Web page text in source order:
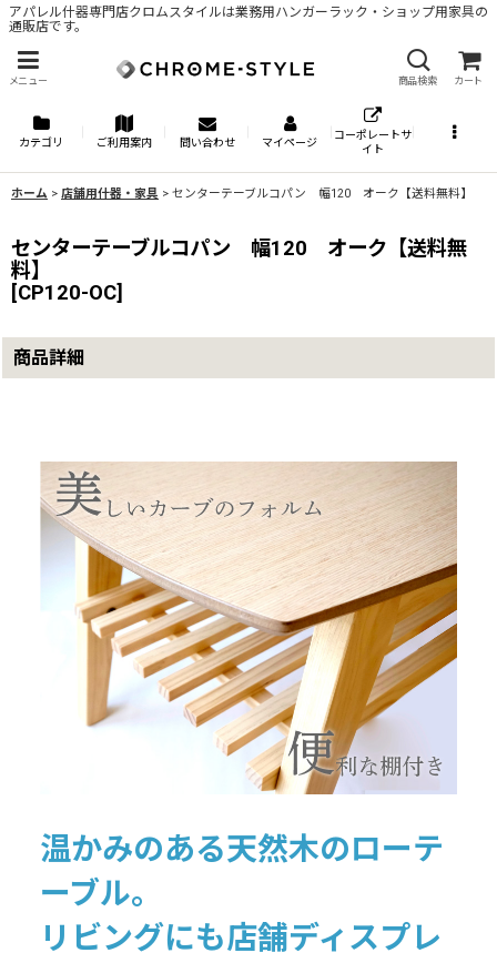
アパレル什器専門店クロムスタイルは業務用ハンガーラック・ショップ用家具の
通販店です。
メニュー 商品検索 カート
カテゴリ ご利用案内 問い合わせ マイページ
コーポレートサ
イト
ホーム > 店舗用什器・家具 > センターテーブルコパン 幅120 オーク【送料無料】
センターテーブルコパン 幅120 オーク【送料無
料】
[CP120-OC]
商品詳細
温かみのある天然木のローテ
ーブル。
リビングにも店舗ディスプレ